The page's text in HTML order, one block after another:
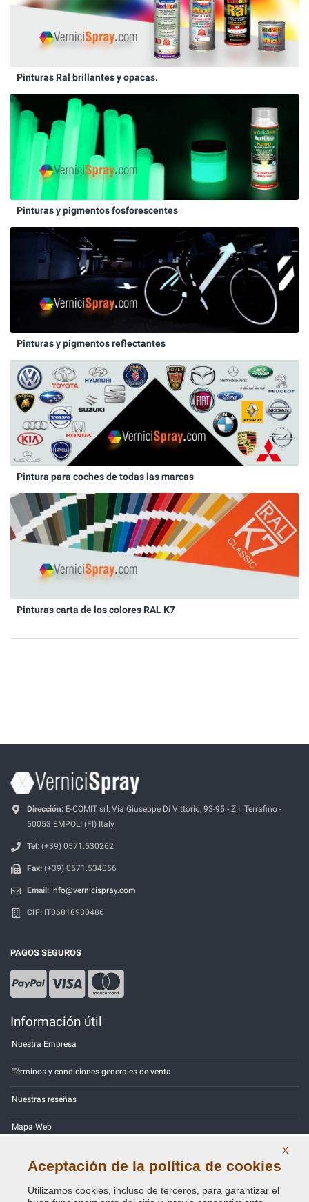
Pinturas Ral brillantes y opacas.
Pinturas y pigmentos fosforescentes
Pinturas y pigmentos reflectantes
Pintura para coches de todas las marcas
Pinturas carta de los colores RAL K7
Dirección: E-COMIT srl, Via Giuseppe Di Vittorio, 93-95 - Z.I. Terrafino -
50053 EMPOLI (FI) Italy
Tel: (+39) 0571.530262
Fax: (+39) 0571.534056
Email: info@vernicispray.com
CIF: IT06818930486
PAGOS SEGUROS
Información útil
Nuestra Empresa
Términos y condiciones generales de venta
Nuestras reseñas
Mapa Web
X
Aceptación de la política de cookies
Utilizamos cookies, incluso de terceros, para garantizar el